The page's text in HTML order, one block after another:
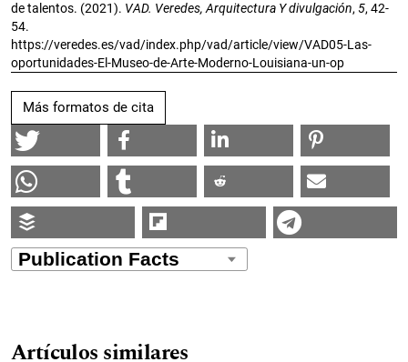
de talentos. (2021). VAD. Veredes, Arquitectura Y divulgación, 5, 42-
54.
https://veredes.es/vad/index.php/vad/article/view/VAD05-Las-
oportunidades-El-Museo-de-Arte-Moderno-Louisiana-un-op
Más formatos de cita
Artículos similares